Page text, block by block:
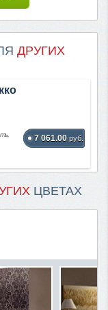
ДРУГИХ
7 061.00 руб.
ЦВЕТАХ